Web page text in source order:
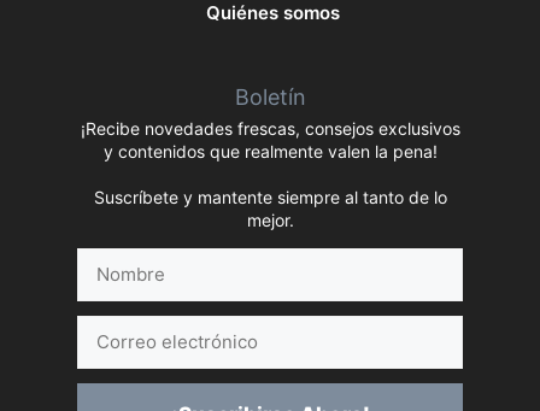
Quiénes somos
Boletín
¡Recibe novedades frescas, consejos exclusivos
y contenidos que realmente valen la pena!
Suscríbete y mantente siempre al tanto de lo
mejor.
electrónico